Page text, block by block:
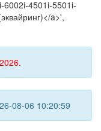
6002i-4501i-5501i-
a>',
08-06 10:20:59